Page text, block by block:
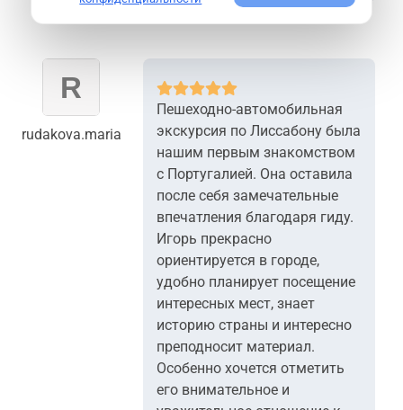
rudakova.maria
Пешеходно-автомобильная
экскурсия по Лиссабону была
нашим первым знакомством
с Португалией. Она оставила
после себя замечательные
впечатления благодаря гиду.
Игорь прекрасно
ориентируется в городе,
удобно планирует посещение
интересных мест, знает
историю страны и интересно
преподносит материал.
Особенно хочется отметить
его внимательное и